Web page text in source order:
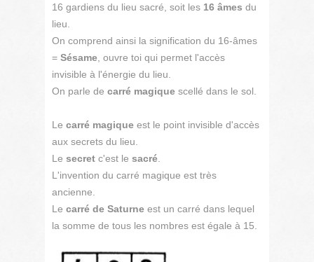
16 gardiens du lieu sacré, soit les 16 âmes du
lieu.
On comprend ainsi la signification du 16-âmes
= Sésame , ouvre toi qui permet l'accès
invisible à l'énergie du lieu.
On parle de carré magique scellé dans le sol.
Le carré magique est le point invisible d'accès
aux secrets du lieu.
Le secret c'est le sacré
L'invention du carré magique est très
ancienne.
Le carré de Saturne est un carré dans lequel
la somme de tous les nombres est égale à 15.